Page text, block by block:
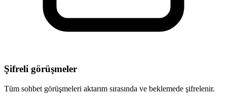
Şifreli görüşmeler
Tüm sohbet görüşmeleri aktarım sırasında ve beklemede şifrelenir.